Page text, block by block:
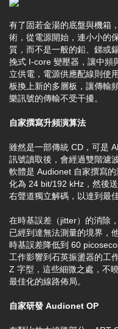
有了固若金湯的底盤與機箱
術，從電源開始，連小小的
質，而不是一般的鉛、銻或
挽式 I-core 變壓器，讓中頻
立供電，電源供應配線則使
板換上新的多層板，讓傳輸
樂訊號的傳輸不受干擾。
自家撰寫升頻演算法
雖然是一部傳統 CD，可是
訊號讀取後，會經過雙階濾
軟體是 Audionet 自家撰寫
化為 24 bit/192 kHz，然後
右聲道獨立解碼，以達到最
在時基誤差（jitter）的消除
已經到達無法測量的境界，
時基誤差降低到 60
工作影響到石英振盪器的工
Z 字型，這些細微之處，不
最佳化的線路佈局。
自家研發 Audionet OP